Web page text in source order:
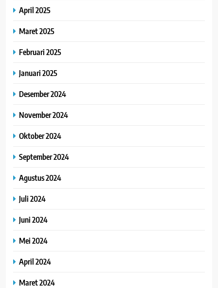
April 2025
Maret 2025
Februari 2025
Januari 2025
Desember 2024
November 2024
Oktober 2024
September 2024
Agustus 2024
Juli 2024
Juni 2024
Mei 2024
April 2024
Maret 2024